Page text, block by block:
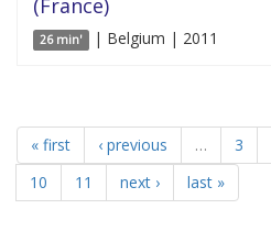
(France)
26 min' | Belgium | 2011
« first ‹ previous … 3
10
11 next › last »